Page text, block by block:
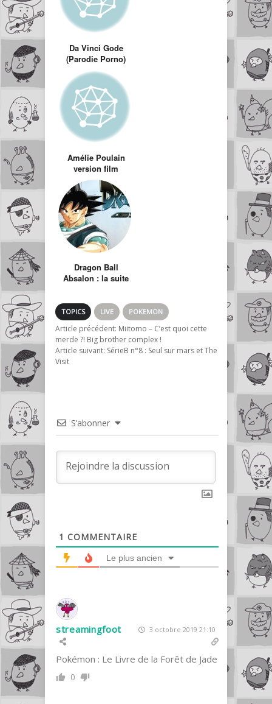
Da Vinci Gode
(Parodie Porno)
Amélie Poulain
version film
d’horreur
Dragon Ball
Absalon : la suite
TOPICS LIVE POKEMON
Article précédent: Miitomo – C’est quoi cette
merde ?! Big brother complex !
Article suivant: SérieB n°8 : Seul sur mars et The
Visit
S’abonner
1 COMMENTAIRE
Le plus ancien
streamingfoot 3 octobre 2019 21:10
Pokémon : Le Livre de la Forêt de Jade
0